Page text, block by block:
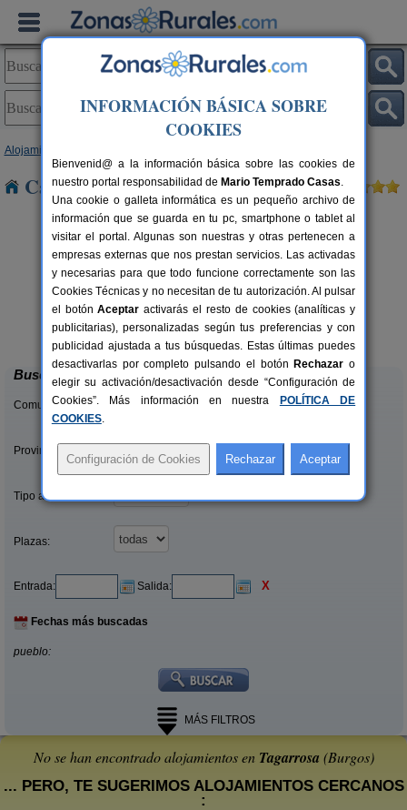
Alojamientos
Casas Rurales cerca de Tagarrosa
4-10+1 pers.
desde21 €
La Morera de Agustina
Villanueva de Carazo (Burgos)
Buscar
Comunidades:
Provincias/Islas:
Tipo alquiler:
Plazas:
Entrada: Salida: X
Fechas más buscadas
pueblo:
MÁS FILTROS
No se han encontrado alojamientos en Tagarrosa (Burgos)
... PERO, TE SUGERIMOS ALOJAMIENTOS CERCANOS
:
INFORMACIÓN BÁSICA SOBRE
COOKIES
Bienvenid@ a la información básica sobre las cookies de
nuestro portal responsabilidad de Mario Temprado Casas.
Una cookie o galleta informática es un pequeño archivo de
información que se guarda en tu pc, smartphone o tablet al
visitar el portal. Algunas son nuestras y otras pertenecen a
empresas externas que nos prestan servicios. Las activadas
y necesarias para que todo funcione correctamente son las
Cookies Técnicas y no necesitan de tu autorización. Al pulsar
el botónAceptar activarás el resto de cookies (analíticas y
publicitarias), personalizadas según tus preferencias y con
publicidad ajustada a tus búsquedas. Estas últimas puedes
desactivarlas por completo pulsando el botón Rechazar o
elegir su activación/desactivación desde “Configuración de
Cookies”. Más información en nuestra
POLÍTICA DE
COOKIES.